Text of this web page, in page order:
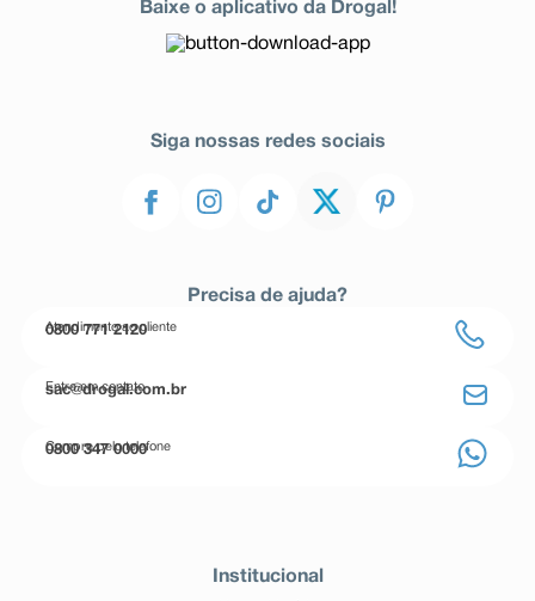
Baixe o aplicativo da Drogal!
Siga nossas redes sociais
Precisa de ajuda?
Atendimento ao cliente
0800 771 2120
Entre em contato
sac@drogal.com.br
Compre pelo telefone
0800 347 0000
Institucional